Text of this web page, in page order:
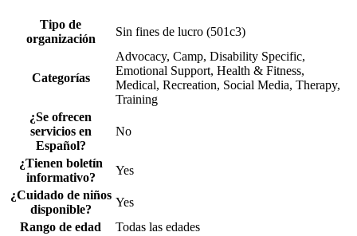
Tipo de
organización
Sin fines de lucro (501c3)
Categorías
Advocacy, Camp, Disability Specific,
Emotional Support, Health & Fitness,
Medical, Recreation, Social Media, Therapy,
Training
¿Se ofrecen
servicios en
Español?
No
¿Tienen boletín
informativo?
Yes
¿Cuidado de niños
disponible?
Yes
Rango de edad
Todas las edades